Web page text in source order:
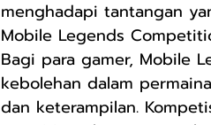
menghadapi tantangan
Mobile Legends
Bagi para gamer, Mobile
kebolehan dalam
dan keterampilan.